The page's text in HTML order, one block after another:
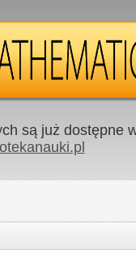
są już dostępne